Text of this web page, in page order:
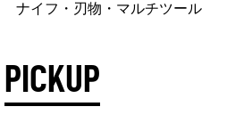
ナイフ・刃物・マルチツール
PICKUP